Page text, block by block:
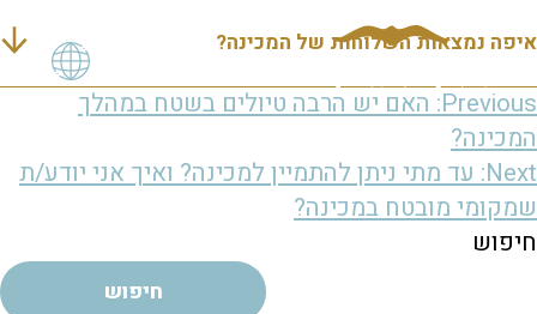
איפה נמצאות השלוחות של המכינה?
ניווט
Previous: האם יש הרבה טיולים בשטח במהלך
המכינה?
Next: עד מתי ניתן להתמיין למכינה? ואיך אני יודע/ת
שמקומי מובטח במכינה?
חיפוש
חיפוש